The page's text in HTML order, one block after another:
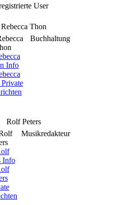
User
Rebecca Thon
Buchhaltung
Rolf Peters
Musikredakteur